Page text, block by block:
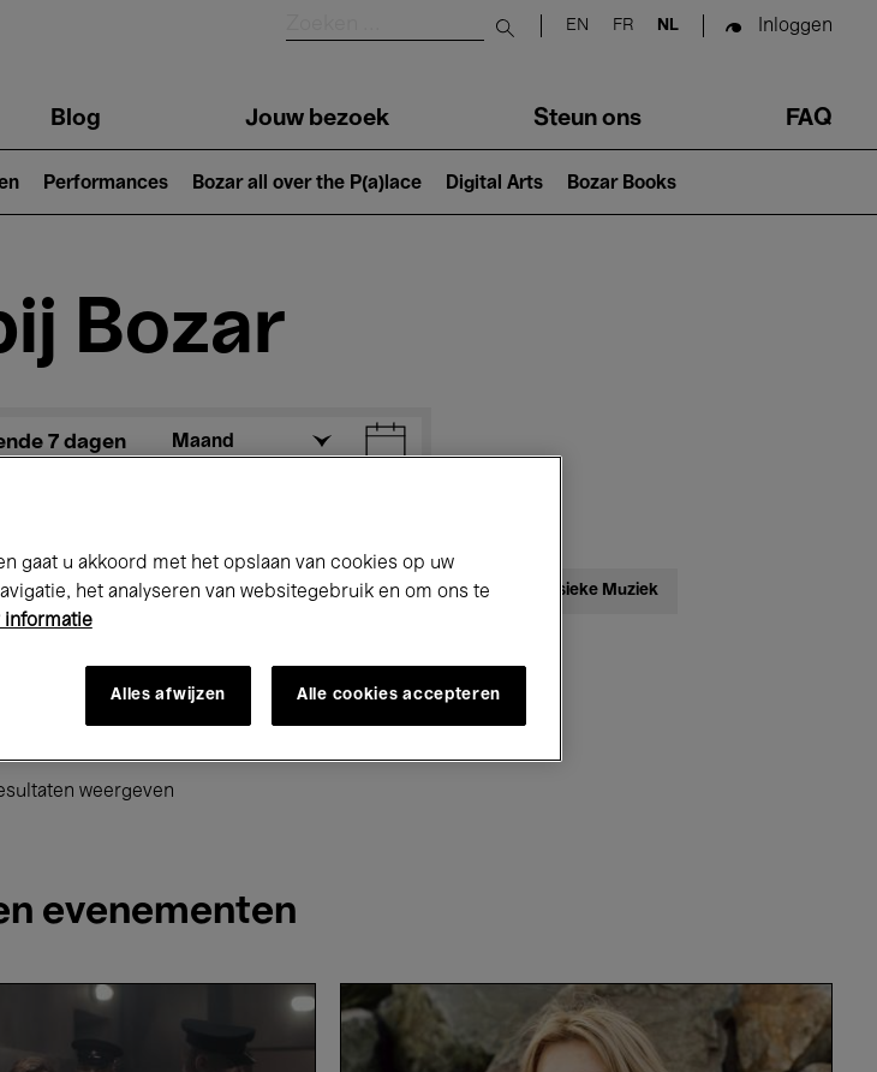
Submit search
EN FR NL Inloggen
Blog Jouw bezoek Steun ons FAQ
Performances Bozar all over the P(a)lace Digital Arts Bozar Books
Bozar
7 dagen Maand
Performances Lezingen & Debatten Jazz Klassieke Muziek
Onderwijs Rondleidingen Hosted Events
weergeven
evenementen
Morlaix
-
Rosales
gaat u akkoord met het opslaan van cookies op uw
het analyseren van websitegebruik en om ons te
informatie
Alles afwijzen Alle cookies accepteren